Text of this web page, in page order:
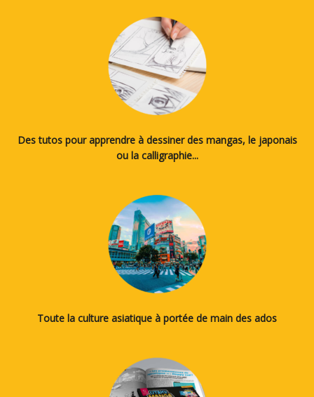
Des tutos pour apprendre à dessiner des mangas, le japonais
ou la calligraphie...
Toute la culture asiatique à portée de main des ados